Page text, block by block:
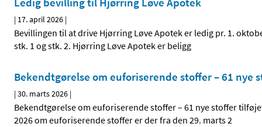
| 17. april 2026 |
Bevillingen til at drive Hjørring Løve Apotek er ledig pr. 1.
stk. 1 og stk. 2. Hjørring Løve Apotek er beligg
Bekendtgørelse om euforiserende stoffer – 61 nye
|30. marts 2026 |
Bekendtgørelse om euforiserende stoffer – 61 nye stoffer
2026 om euforiserende stoffer er der fra den 29. marts 2